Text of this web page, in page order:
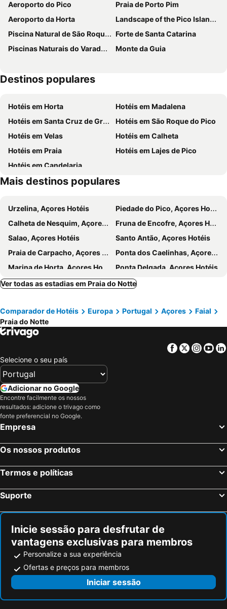
Aeroporto do Pico
Praia de Porto Pim
Aeroporto da Horta
Landscape of the Pico Island Vineyard Culture
Piscina Natural de São Roque do Pico
Forte de Santa Catarina
Piscinas Naturais do Varadouro
Monte da Guia
Destinos populares
Hotéis em Horta
Hotéis em Madalena
Hotéis em Santa Cruz de Graciosa
Hotéis em São Roque do Pico
Hotéis em Velas
Hotéis em Calheta
Hotéis em Praia
Hotéis em Lajes de Pico
Hotéis em Candelaria
Mais destinos populares
Urzelina, Açores Hotéis
Piedade do Pico, Açores Hotéis
Calheta de Nesquim, Açores Hotéis
Fruna de Encofre, Açores Hotéis
Salao, Açores Hotéis
Santo Antão, Açores Hotéis
Praia de Carpacho, Açores Hotéis
Ponta dos Caelinhas, Açores Hotéis
Marina de Horta, Açores Hotéis
Ponta Delgada, Açores Hotéis
Povoação, Açores Hotéis
Capelas, Açores Hotéis
Lagoa, Açores Hotéis
Furnas, Açores Hotéis
Nordeste, Açores Hotéis
Àgua de Alto, Açores Hotéis
Albufeira, Algarve Hotéis
Porto, Norte de Portugal Hotéis
Monte Gordo, Algarve Hotéis
Portimão, Algarve Hotéis
Funchal, Madeira Hotéis
Figueira da Foz, Centro de Portugal Hotéis
Ver todas as estadias em Praia do Notte
Comparador de Hotéis Europa Portugal Açores
Faial
Praia do Notte
Facebook
Twitter
Selecione o seu país
Adicionar no Google
Encontre facilmente os nossos
resultados: adicione o trivago como
fonte preferencial no Google.
Empresa
Os nossos produtos
Termos e políticas
Suporte
Inicie sessão para desfrutar de
vantagens exclusivas para membros
Personalize a sua experiência
Ofertas e preços para membros
Iniciar sessão